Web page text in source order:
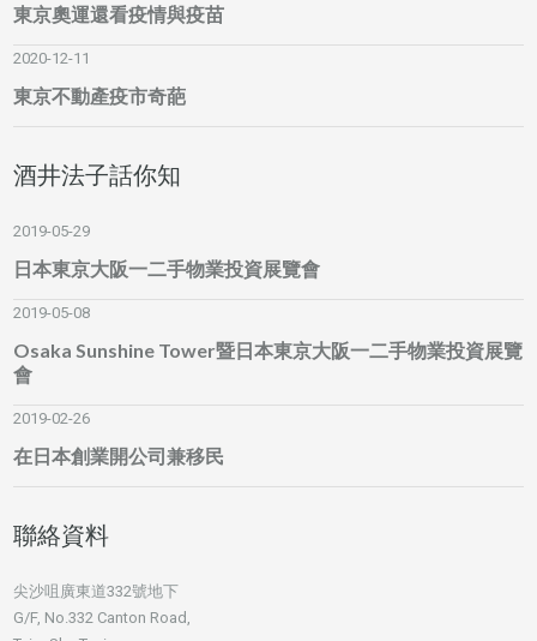
東京奧運還看疫情與疫苗
2020-12-11
東京不動產疫市奇葩
酒井法子話你知
2019-05-29
日本東京大阪一二手物業投資展覽會
2019-05-08
Osaka Sunshine Tower暨日本東京大阪一二手物業投資展覽
會
2019-02-26
在日本創業開公司兼移民
聯絡資料
尖沙咀廣東道332號地下
G/F, No.332 Canton Road,